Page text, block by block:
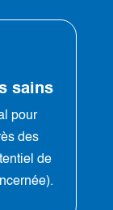
sains
pour
des
de